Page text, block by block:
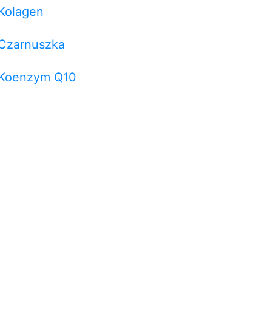
Q10